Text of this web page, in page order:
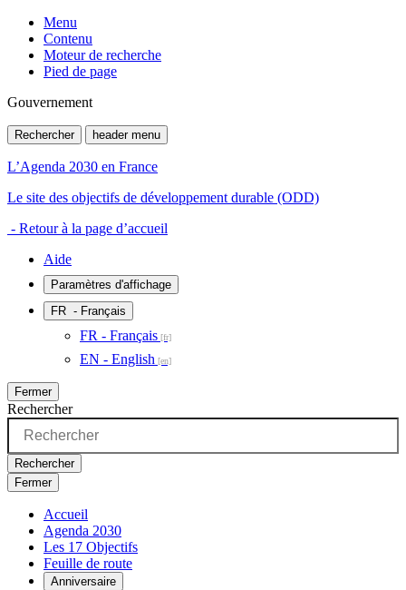
Menu
Contenu
Moteur de recherche
Pied de page
Gouvernement
Rechercher header menu
L’Agenda 2030 en France
Le site des objectifs de développement durable (ODD)
- Retour à la page d’accueil
Aide
Paramètres d'affichage
FR - Français
FR - Français
EN - English
Fermer
Rechercher
Rechercher
Fermer
Accueil
Agenda 2030
Les 17 Objectifs
Feuille de route
Anniversaire